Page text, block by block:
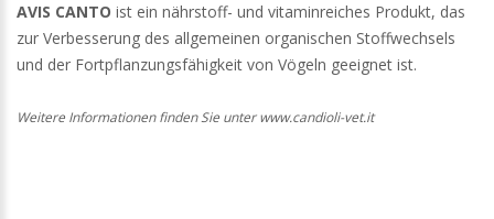
AVIS CANTO ist ein nährstoff- und vitaminreiches Produkt, das
zur Verbesserung des allgemeinen organischen Stoffwechsels
und der Fortpflanzungsfähigkeit von Vögeln geeignet ist.
Weitere Informationen finden Sie unter www.candioli-vet.it